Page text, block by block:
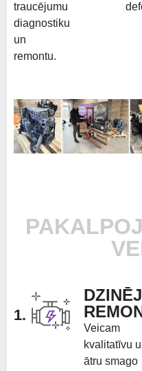
traucējumu
diagnostiku
un
remontu.
1.
Veicam
kvalitatīvu
ātru smago